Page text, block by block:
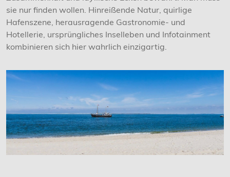
sie nur finden wollen. Hinreißende Natur, quirlige
Hafenszene, herausragende Gastronomie- und
Hotellerie, ursprüngliches Inselleben und Infotainment
kombinieren sich hier wahrlich einzigartig.